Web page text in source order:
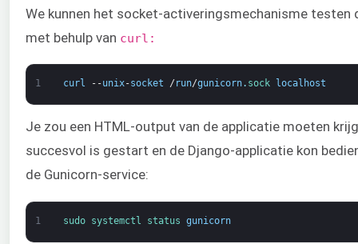
We kunnen het socket-activeringsmechanisme testen
met behulp van curl:
1 curl --unix-socket / run/gunicorn. sock localhost
Je zou een HTML-output van de applicatie moeten
succesvol is gestart en de Django-applicatie kon
de Gunicorn-service:
1 sudo systemctl status gunicorn